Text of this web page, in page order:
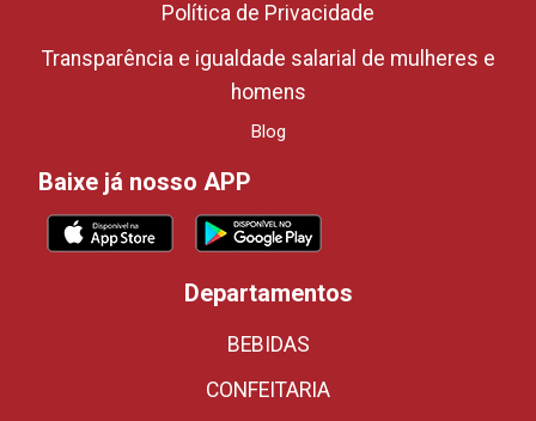
Política de Privacidade
Transparência e igualdade salarial de mulheres e
homens
Blog
Baixe já nosso APP
Departamentos
BEBIDAS
CONFEITARIA